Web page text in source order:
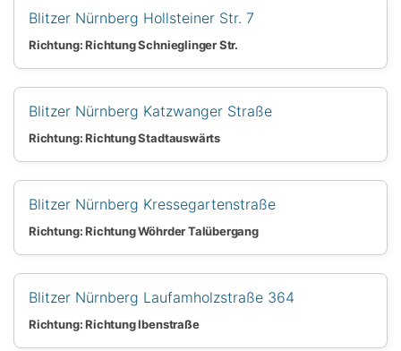
Blitzer Nürnberg Hollsteiner Str. 7
Richtung: Richtung Schnieglinger Str.
Blitzer Nürnberg Katzwanger Straße
Richtung: Richtung Stadtauswärts
Blitzer Nürnberg Kressegartenstraße
Richtung: Richtung Wöhrder Talübergang
Blitzer Nürnberg Laufamholzstraße 364
Richtung: Richtung Ibenstraße